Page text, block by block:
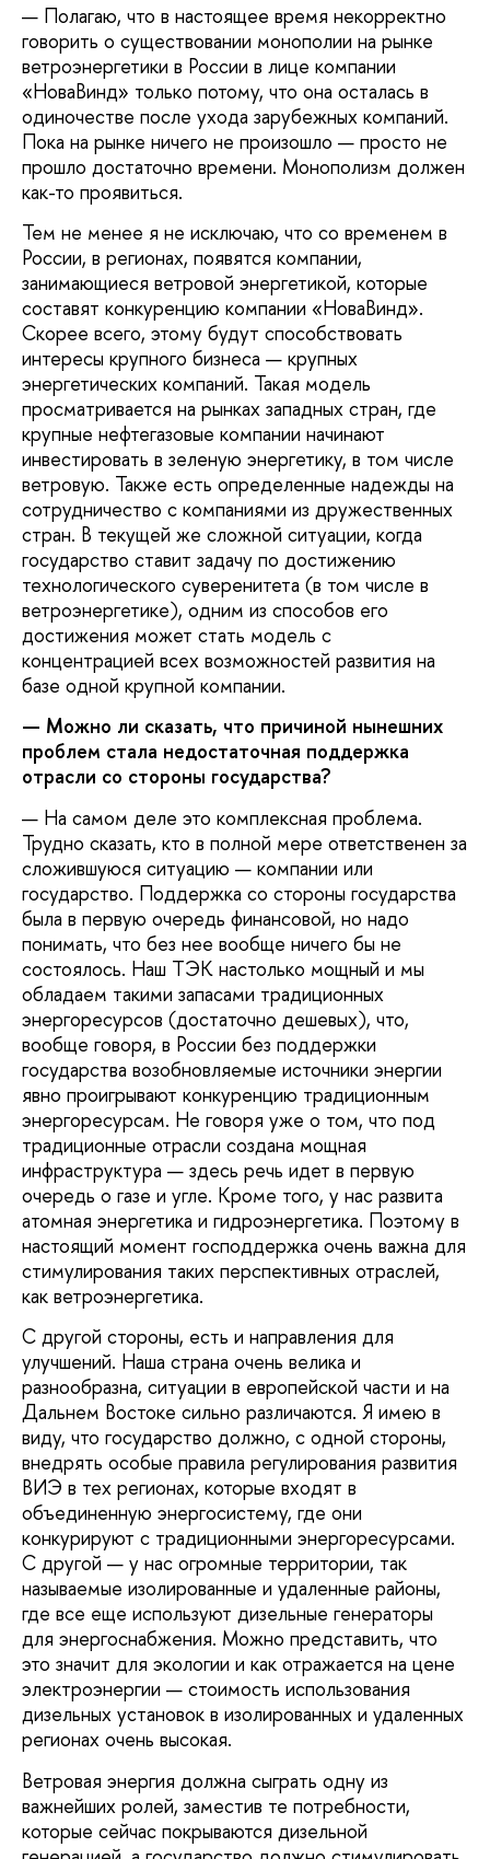
— Полагаю, что в настоящее время некорректно
говорить о существовании монополии на рынке
ветроэнергетики в России в лице компании
«НоваВинд» только потому, что она осталась в
одиночестве после ухода зарубежных компаний.
Пока на рынке ничего не произошло — просто не
прошло достаточно времени. Монополизм должен
как-то проявиться.
Тем не менее я не исключаю, что со временем в
России, в регионах, появятся компании,
занимающиеся ветровой энергетикой, которые
составят конкуренцию компании «НоваВинд».
Скорее всего, этому будут способствовать
интересы крупного бизнеса — крупных
энергетических компаний. Такая модель
просматривается на рынках западных стран, где
крупные нефтегазовые компании начинают
инвестировать в зеленую энергетику, в том числе
ветровую. Также есть определенные надежды на
сотрудничество с компаниями из дружественных
стран. В текущей же сложной ситуации, когда
государство ставит задачу по достижению
технологического суверенитета (в том числе в
ветроэнергетике), одним из способов его
достижения может стать модель с
концентрацией всех возможностей развития на
базе одной крупной компании.
— Можно ли сказать, что причиной нынешних
проблем стала недостаточная поддержка
отрасли со стороны государства?
— На самом деле это комплексная проблема.
Трудно сказать, кто в полной мере ответственен за
сложившуюся ситуацию — компании или
государство. Поддержка со стороны государства
была в первую очередь финансовой, но надо
понимать, что без нее вообще ничего бы не
состоялось. Наш ТЭК настолько мощный и мы
обладаем такими запасами традиционных
энергоресурсов (достаточно дешевых), что,
вообще говоря, в России без поддержки
государства возобновляемые источники энергии
явно проигрывают конкуренцию традиционным
энергоресурсам. Не говоря уже о том, что под
традиционные отрасли создана мощная
инфраструктура — здесь речь идет в первую
очередь о газе и угле. Кроме того, у нас развита
атомная энергетика и гидроэнергетика. Поэтому в
настоящий момент господдержка очень важна для
стимулирования таких перспективных отраслей,
как ветроэнергетика.
С другой стороны, есть и направления для
улучшений. Наша страна очень велика и
разнообразна, ситуации в европейской части и на
Дальнем Востоке сильно различаются. Я имею в
виду, что государство должно, с одной стороны,
внедрять особые правила регулирования развития
ВИЭ в тех регионах, которые входят в
объединенную энергосистему, где они
конкурируют с традиционными энергоресурсами.
С другой — у нас огромные территории, так
называемые изолированные и удаленные районы,
где все еще используют дизельные генераторы
для энергоснабжения. Можно представить, что
это значит для экологии и как отражается на цене
электроэнергии — стоимость использования
дизельных установок в изолированных и удаленных
регионах очень высокая.
Ветровая энергия должна сыграть одну из
важнейших ролей, заместив те потребности,
которые сейчас покрываются дизельной